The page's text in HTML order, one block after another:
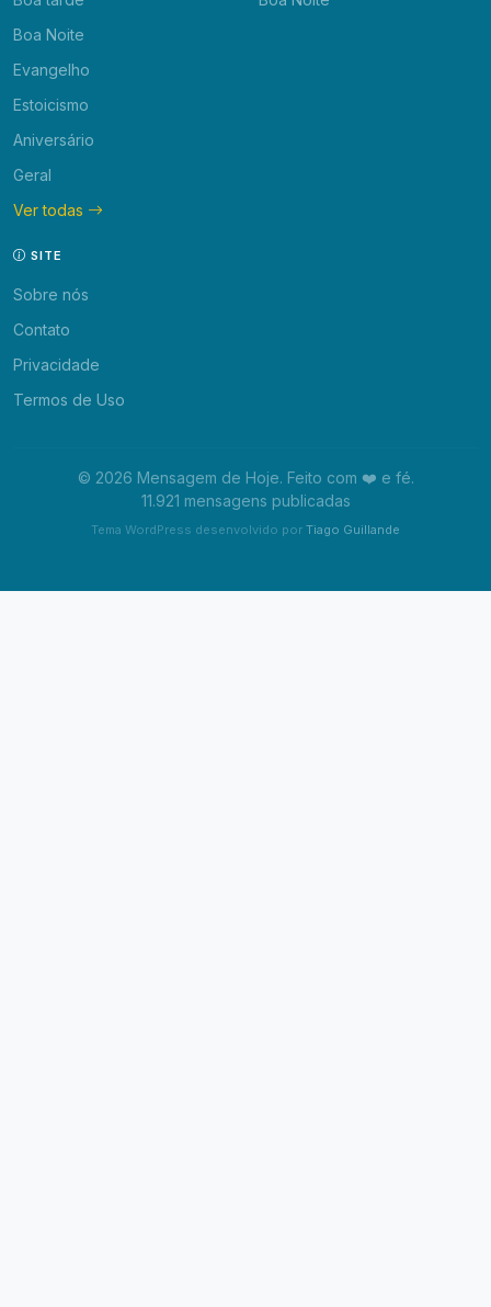
Boa Noite
Evangelho
Estoicismo
Aniversário
Geral
Ver todas
SITE
Sobre nós
Contato
Privacidade
Termos de Uso
© 2026 Mensagem de Hoje. Feito com ❤️ e fé.
11.921 mensagens publicadas
Tema WordPress desenvolvido por Tiago Guillande